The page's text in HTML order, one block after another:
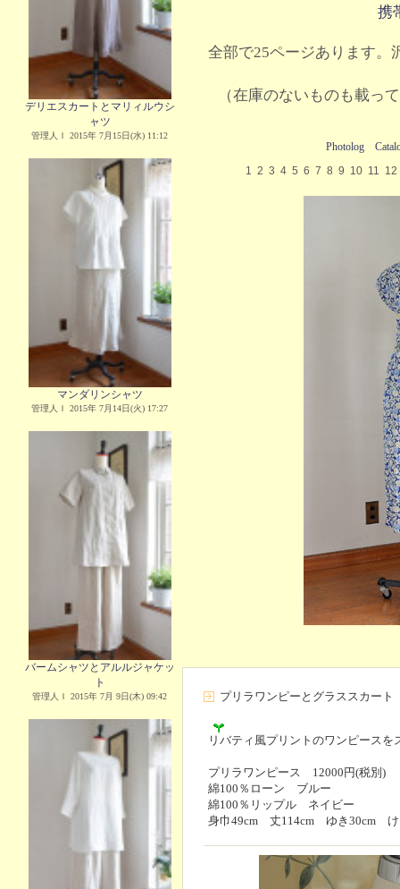
デリエスカートとマリィルウシ
ャツ
管理人Ｉ 2015年 7月15日(水) 11:12
マンダリンシャツ
管理人Ｉ 2015年 7月14日(火) 17:27
バームシャツとアルルジャケッ
ト
管理人Ｉ 2015年 7月 9日(木) 09:42
携
全部で25ページあります。
（在庫のないものも載っ
Photolog
1 2 3 4 5 6 7 8 9 10 11 12
プリラワンピーとグラススカート
リバティ風プリントのワンピース
プリラワンピース 12000円(税別)
綿100％ローン ブルー
綿100％リップル ネイビー
身巾49cm 丈114cm ゆき30cm け